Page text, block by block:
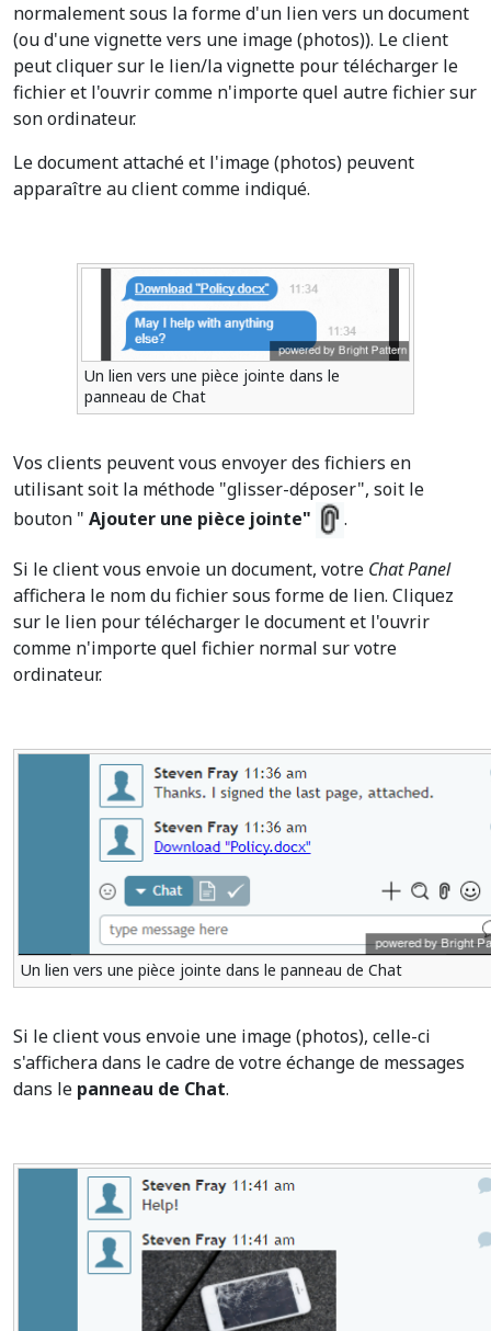
normalement sous la forme d'un lien vers un document
(ou d'une vignette vers une image (photos)). Le client
peut cliquer sur le lien/la vignette pour télécharger le
fichier et l'ouvrir comme n'importe quel autre fichier sur
son ordinateur.
Le document attaché et l'image (photos) peuvent
apparaître au client comme indiqué.
Un lien vers une pièce jointe dans le
panneau de Chat
Vos clients peuvent vous envoyer des fichiers en
utilisant soit la méthode "glisser-déposer", soit le
bouton " Ajouter une pièce jointe" .
Si le client vous envoie un document, votre Chat Panel
affichera le nom du fichier sous forme de lien. Cliquez
sur le lien pour télécharger le document et l'ouvrir
comme n'importe quel fichier normal sur votre
ordinateur.
Un lien vers une pièce jointe dans le panneau de Chat
Si le client vous envoie une image (photos), celle-ci
s'affichera dans le cadre de votre échange de messages
dans le panneau de Chat.